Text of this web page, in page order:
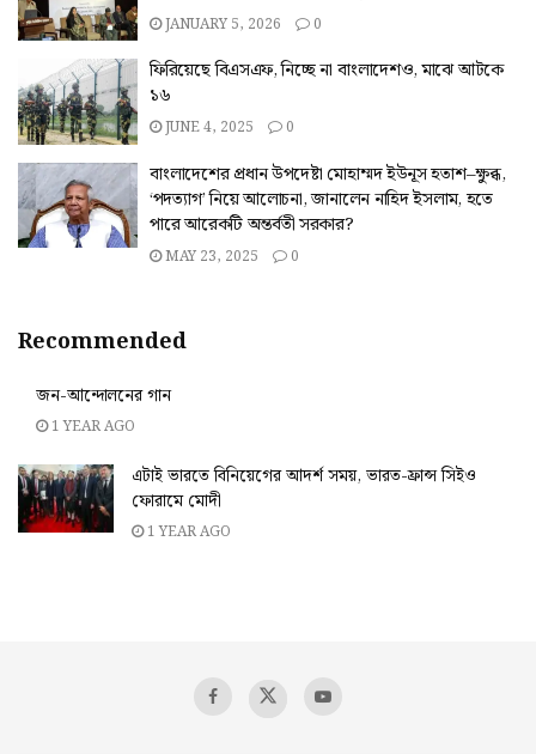
JANUARY 5, 2026 0
ফিরিয়েছে বিএসএফ, নিচ্ছে না বাংলাদেশও, মাঝে আটকে
১৬
JUNE 4, 2025 0
বাংলাদেশের প্রধান উপদেষ্টা মোহাম্মদ ইউনূস হতাশ–ক্ষুব্ধ,
‘পদত্যাগ’ নিয়ে আলোচনা, জানালেন নাহিদ ইসলাম, হতে
পারে আরেকটি অন্তর্বতী সরকার?
MAY 23, 2025 0
Recommended
জন-আন্দোলনের গান
1 YEAR AGO
এটাই ভারতে বিনিয়েগের আদর্শ সময়, ভারত-ফ্রান্স সিইও
ফোরামে মোদী
1 YEAR AGO